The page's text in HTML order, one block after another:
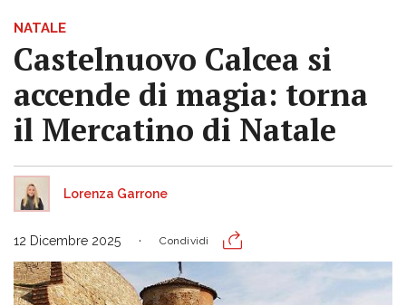
NATALE
Castelnuovo Calcea si
accende di magia: torna
il Mercatino di Natale
Lorenza Garrone
12 Dicembre 2025 Condividi